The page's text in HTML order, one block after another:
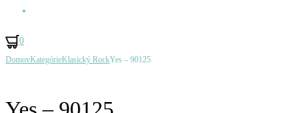
0
Ovládanie
Uriah
–
Fleetwood
–
DomovKategórieKlasický RockYes – 90125